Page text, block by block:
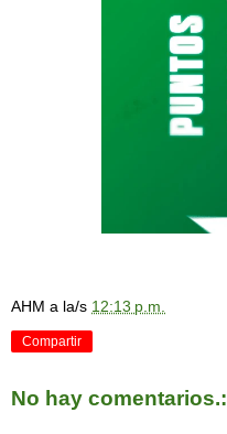
AHM a la/s 12:13 p.m.
Compartir
No hay comentarios.: